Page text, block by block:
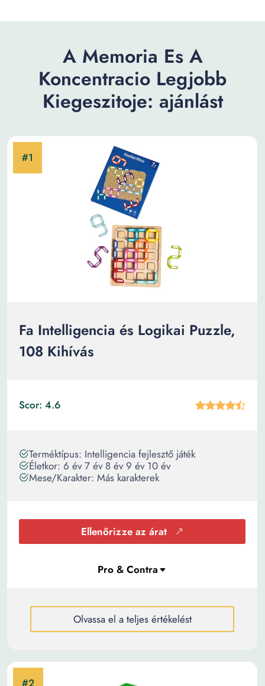
A Memoria Es A
Koncentracio Legjobb
Kiegeszitoje: ajánlást
Fa Intelligencia és Logikai Puzzle,
108 Kihívás
Scor: 4.6
Terméktípus: Intelligencia fejlesztő játék
Életkor: 6 év 7 év 8 év 9 év 10 év
Mese/Karakter: Más karakterek
Ellenőrizze az árat
Olvassa el a teljes értékelést